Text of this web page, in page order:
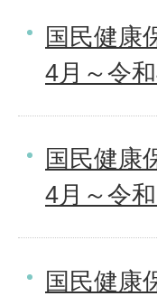
国民健康
4月～令和
国民健康
4月～令和
国民健康